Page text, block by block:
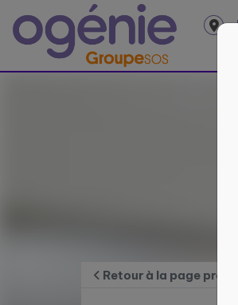
Retour à la page
Panneau de gestion des cookies